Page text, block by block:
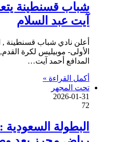
شباب قسنطينة
آيت عبد السلام
أعلن نادي شباب قسنطينة ,
الأولى- موبيليس لكرة
المدافع أحمد آيت…
أكمل القراءة »
تحت المجهر
2026-01-31
72
البطولة